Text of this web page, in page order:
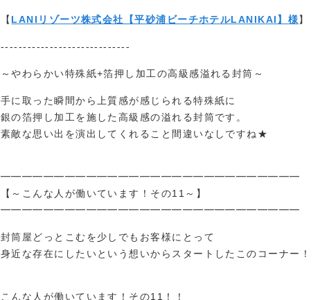
【 LANIリゾーツ株式会社【平砂浦ビーチホテルLANIKAI】様】
-----------------------------
～やわらかい特殊紙+箔押し加工の高級感溢れる封筒～
手に取った瞬間から上質感が感じられる特殊紙に
銀の箔押し加工を施した高級感の溢れる封筒です。
素敵な思い出を演出してくれること間違いなしですね★
━━━━━━━━━━━━━━━━━━━━━━━━━━━━
【～こんな人が働いています！その11～】
━━━━━━━━━━━━━━━━━━━━━━━━━━━━
封筒屋どっとこむを少しでもお客様にとって
身近な存在にしたいという想いからスタートしたこのコーナー！
こんな人が働いています！その11！！